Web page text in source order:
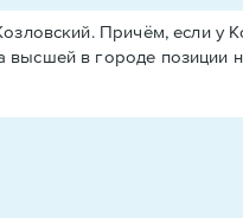
Причём, если у
высшей в городе позиции